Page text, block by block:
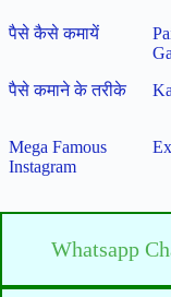
पैसे कैसे कमायें
पैसे कमाने के तरीके
Mega Famous
Instagram
Whatsapp